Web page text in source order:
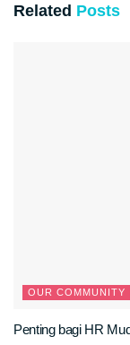
Related Posts
OUR COMMUNITY
Penting bagi HR